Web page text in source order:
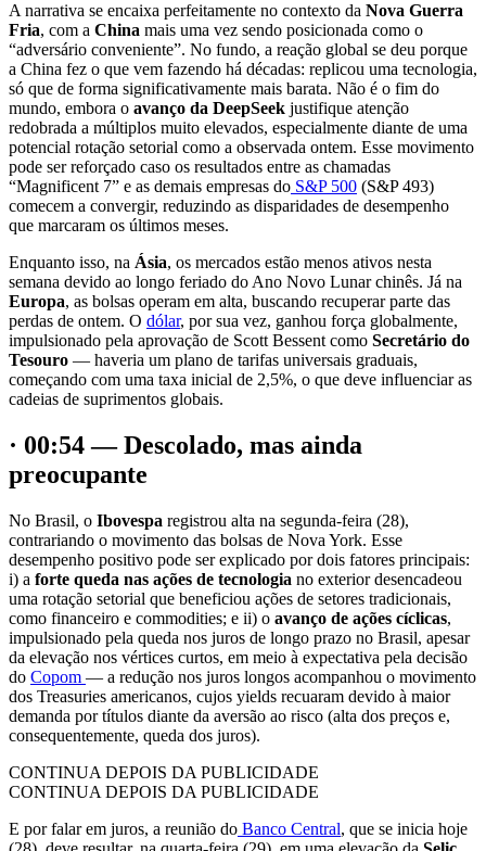
A narrativa se encaixa perfeitamente no contexto da Nova Guerra
Fria, com a China mais uma vez sendo posicionada como o
“adversário conveniente”. No fundo, a reação global se deu porque
a China fez o que vem fazendo há décadas: replicou uma tecnologia,
só que de forma significativamente mais barata. Não é o fim do
mundo, embora o avanço da DeepSeek justifique atenção
redobrada a múltiplos muito elevados, especialmente diante de uma
potencial rotação setorial como a observada ontem. Esse movimento
pode ser reforçado caso os resultados entre as chamadas
“Magnificent 7” e as demais empresas do S&P 500 (S&P 493)
comecem a convergir, reduzindo as disparidades de desempenho
que marcaram os últimos meses.
Enquanto isso, na Ásia, os mercados estão menos ativos nesta
semana devido ao longo feriado do Ano Novo Lunar chinês. Já na
Europa, as bolsas operam em alta, buscando recuperar parte das
perdas de ontem. O dólar, por sua vez, ganhou força globalmente,
impulsionado pela aprovação de Scott Bessent como Secretário do
Tesouro — haveria um plano de tarifas universais graduais,
começando com uma taxa inicial de 2,5%, o que deve influenciar as
cadeias de suprimentos globais.
· 00:54 — Descolado, mas ainda
preocupante
No Brasil, o Ibovespa registrou alta na segunda-feira (28),
contrariando o movimento das bolsas de Nova York. Esse
desempenho positivo pode ser explicado por dois fatores principais:
i) a forte queda nas ações de tecnologia no exterior desencadeou
uma rotação setorial que beneficiou ações de setores tradicionais,
como financeiro e commodities; e ii) o avanço de ações cíclicas,
impulsionado pela queda nos juros de longo prazo no Brasil, apesar
da elevação nos vértices curtos, em meio à expectativa pela decisão
do Copom — a redução nos juros longos acompanhou o movimento
dos Treasuries americanos, cujos yields recuaram devido à maior
demanda por títulos diante da aversão ao risco (alta dos preços e,
consequentemente, queda dos juros).
CONTINUA DEPOIS DA PUBLICIDADE
CONTINUA DEPOIS DA PUBLICIDADE
E por falar em juros, a reunião do Banco Central, que se inicia hoje